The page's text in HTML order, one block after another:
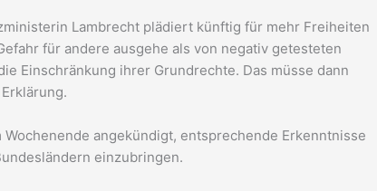
Lambrecht plädiert künftig für mehr Freiheiten
für andere ausgehe als von negativ getesteten
Einschränkung ihrer Grundrechte. Das müsse dann
angekündigt, entsprechende Erkenntnisse
einzubringen.